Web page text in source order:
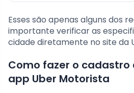
Esses são apenas alguns dos
importante verificar as
cidade diretamente no site da
Como fazer o cadastro
app Uber Motorista